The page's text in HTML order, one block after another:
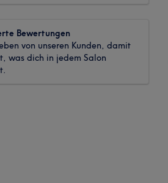
Bewertungen
von unseren Kunden, damit
was dich in jedem Salon